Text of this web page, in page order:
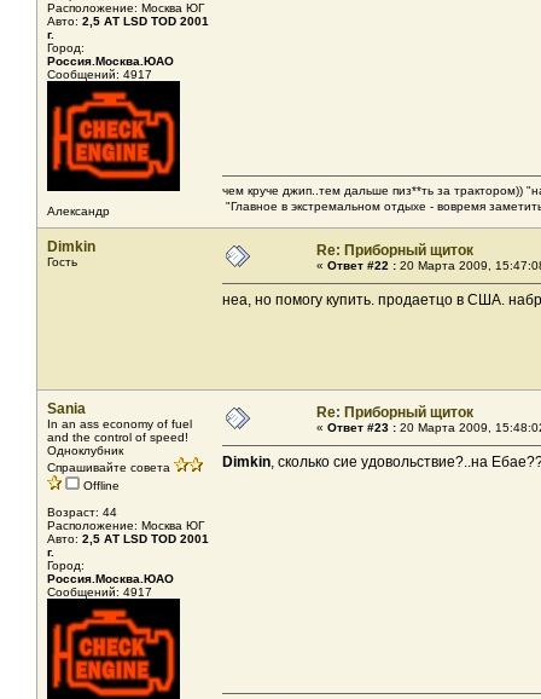
Расположение: Москва ЮГ
Авто: 2,5 АТ LSD TOD 2001
г.
Город:
Россия.Москва.ЮАО
Сообщений: 4917
Александр
чем круче джип..тем дальше пиз**ть за трактором))
"Главное в экстремальном отдыхе - вовремя
Dimkin
Гость
Re: Приборный щиток
« Ответ #22 : 20 Марта 2009,
неа, но помогу купить. продаетцо в США.
Sania
In an ass economy of fuel
and the control of speed!
Одноклубник
Спрашивайте совета
Offline
Возраст: 44
Расположение: Москва ЮГ
Авто: 2,5 АТ LSD TOD 2001
г.
Город:
Россия.Москва.ЮАО
Сообщений: 4917
Re: Приборный щиток
« Ответ #23 : 20 Марта 2009,
Dimkin, сколько сие удовольствие?..на